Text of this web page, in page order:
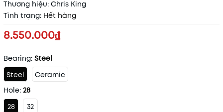
Thương hiệu: Chris King
Tình trạng: Hết hàng
8.550.000₫
Bearing: Steel
Steel
Ceramic
Hole: 28
28
32